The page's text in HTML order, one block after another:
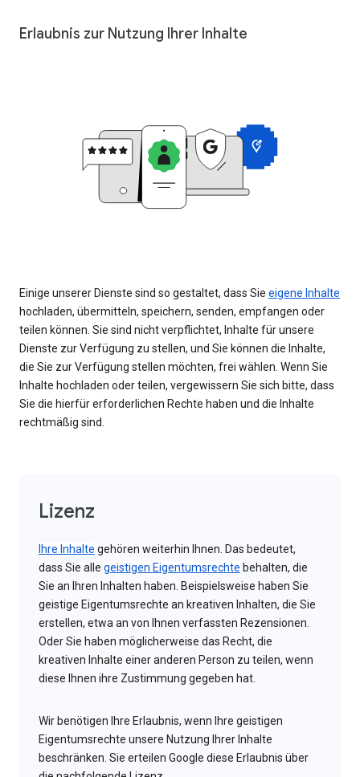
Erlaubnis zur Nutzung Ihrer Inhalte
Einige unserer Dienste sind so gestaltet, dass Sie eigene Inhalte
hochladen, übermitteln, speichern, senden, empfangen oder
teilen können. Sie sind nicht verpflichtet, Inhalte für unsere
Dienste zur Verfügung zu stellen, und Sie können die Inhalte,
die Sie zur Verfügung stellen möchten, frei wählen. Wenn Sie
Inhalte hochladen oder teilen, vergewissern Sie sich bitte, dass
Sie die hierfür erforderlichen Rechte haben und die Inhalte
rechtmäßig sind.
Lizenz
Ihre Inhalte gehören weiterhin Ihnen. Das bedeutet,
dass Sie alle geistigen Eigentumsrechte behalten, die
Sie an Ihren Inhalten haben. Beispielsweise haben Sie
geistige Eigentumsrechte an kreativen Inhalten, die Sie
erstellen, etwa an von Ihnen verfassten Rezensionen.
Oder Sie haben möglicherweise das Recht, die
kreativen Inhalte einer anderen Person zu teilen, wenn
diese Ihnen ihre Zustimmung gegeben hat.
Wir benötigen Ihre Erlaubnis, wenn Ihre geistigen
Eigentumsrechte unsere Nutzung Ihrer Inhalte
beschränken. Sie erteilen Google diese Erlaubnis über